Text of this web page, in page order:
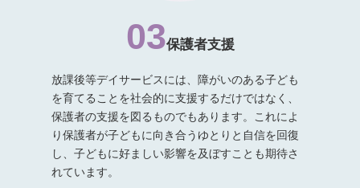
03保護者支援
放課後等デイサービスには、障がいのある子ども
を育てることを社会的に支援するだけではなく、
保護者の支援を図るものでもあります。これによ
り保護者が子どもに向き合うゆとりと自信を回復
し、子どもに好ましい影響を及ぼすことも期待さ
れています。